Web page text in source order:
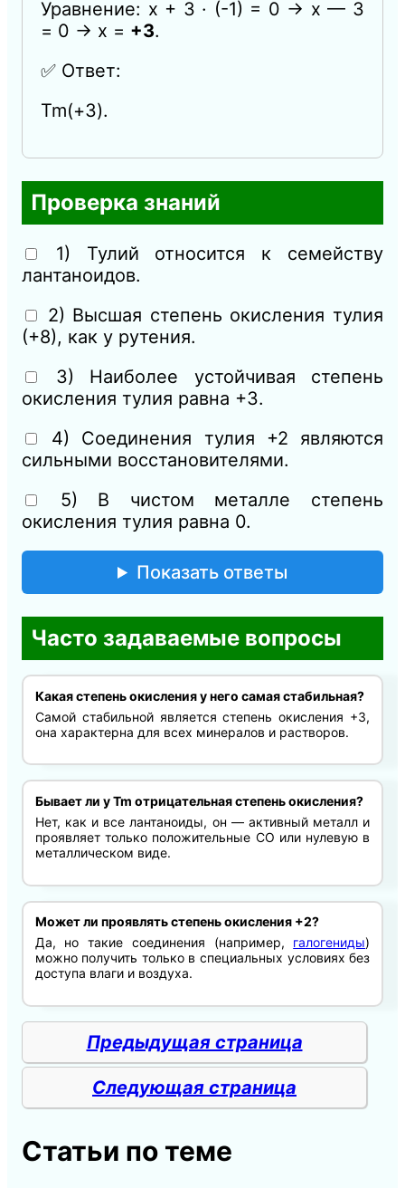
Уравнение: x + 3 · (-1) = 0 → x — 3
= 0 → x = +3.
✅ Ответ:
Tm(+3).
Проверка знаний
1) Тулий относится к семейству
лантаноидов.
2) Высшая степень окисления тулия
(+8), как у рутения.
3) Наиболее устойчивая степень
окисления тулия равна +3.
4) Соединения тулия +2 являются
сильными восстановителями.
5) В чистом металле степень
окисления тулия равна 0.
Показать ответы
Часто задаваемые вопросы
Какая степень окисления у него самая стабильная?
Самой стабильной является степень окисления +3,
она характерна для всех минералов и растворов.
Бывает ли у Tm отрицательная степень окисления?
Нет, как и все лантаноиды, он — активный металл и
проявляет только положительные СО или нулевую в
металлическом виде.
Может ли проявлять степень окисления +2?
Да, но такие соединения (например, галогениды)
можно получить только в специальных условиях без
доступа влаги и воздуха.
Предыдущая страница
Следующая страница
Статьи по теме